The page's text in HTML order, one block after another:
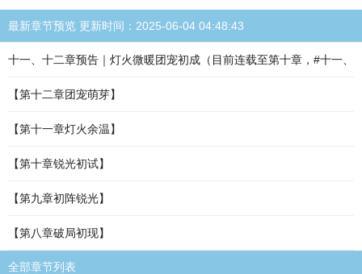
最新章节预览 更新时间：2025-06-04 04:48:43
十一、十二章预告｜灯火微暖团宠初成（目前连载至第十章，#十一、
【第十二章团宠萌芽】
【第十一章灯火余温】
【第十章锐光初试】
【第九章初阵锐光】
【第八章破局初现】
全部章节列表